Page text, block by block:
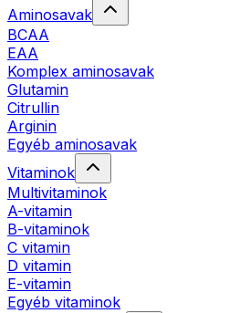
Aminosavak
BCAA
EAA
Komplex aminosavak
Glutamin
Citrullin
Arginin
Egyéb aminosavak
Vitaminok
Multivitaminok
A-vitamin
B-vitaminok
C vitamin
D vitamin
E-vitamin
Egyéb vitaminok